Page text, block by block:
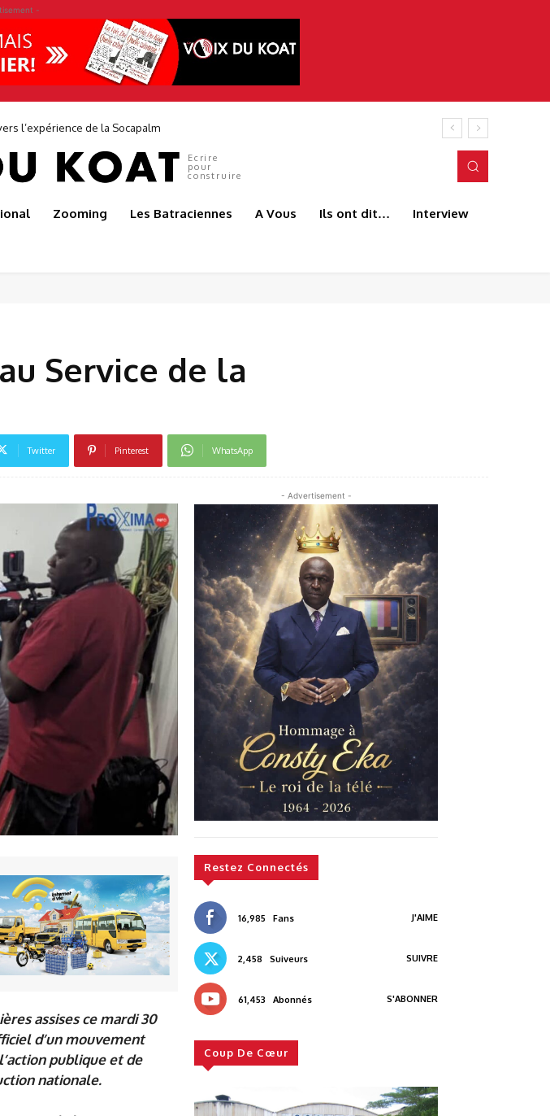
-
l’expérience de la Socapalm
siège sont éclairées par les réalités du terrain. C’est précisément l’esprit
Ecrire
pour
construire
Zooming Les Batraciennes A Vous Ils ont dit… Interview
Service de la
Twitter Pinterest WhatsApp
assises ce mardi 30
d’un mouvement
publique et de
nationale.
- Advertisement -
Restez Connectés
16,985 Fans J'AIME
2,458 Suiveurs SUIVRE
61,453 Abonnés S'ABONNER
Coup De Cœur